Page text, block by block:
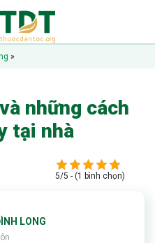
»
những cách
tại nhà
5/5 - (1 bình chọn)
LONG